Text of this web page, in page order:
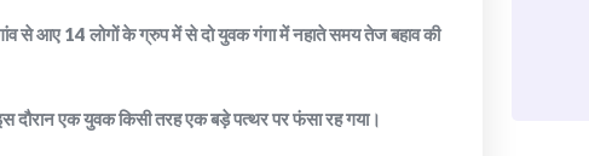
से आए 14 लोगों के ग्रुप में से दो युवक गंगा में नहाते समय तेज बहाव की
दौरान एक युवक किसी तरह एक बड़े पत्थर पर फंसा रह गया।